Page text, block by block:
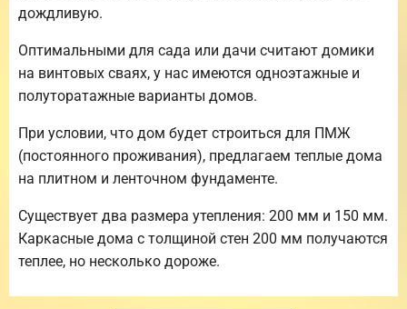
дождливую.
Оптимальными для сада или дачи считают домики
на винтовых сваях, у нас имеются одноэтажные и
полуторатажные варианты домов.
При условии, что дом будет строиться для ПМЖ
(постоянного проживания), предлагаем теплые дома
на плитном и ленточном фундаменте.
Существует два размера утепления: 200 мм и 150 мм.
Каркасные дома с толщиной стен 200 мм получаются
теплее, но несколько дороже.